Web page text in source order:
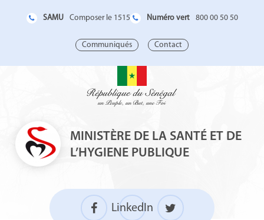
SAMU Composer le 1515 Numéro vert 800 00 50 50
Communiqués Contact
MINISTÈRE DE LA SANTÉ ET DE
L’HYGIENE PUBLIQUE
LinkedIn